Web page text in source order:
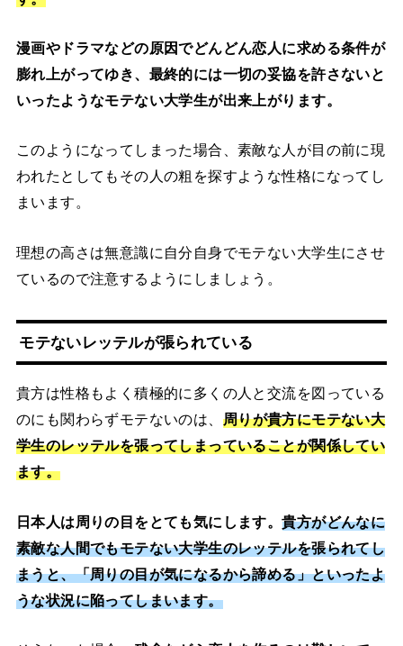
漫画やドラマなどの原因でどんどん恋人に求める条件が
膨れ上がってゆき、最終的には一切の妥協を許さないと
いったようなモテない大学生が出来上がります。
このようになってしまった場合、素敵な人が目の前に現
われたとしてもその人の粗を探すような性格になってし
まいます。
理想の高さは無意識に自分自身でモテない大学生にさせ
ているので注意するようにしましょう。
モテないレッテルが張られている
貴方は性格もよく積極的に多くの人と交流を図っている
のにも関わらずモテないのは、 周りが貴方にモテない大
学生のレッテルを張ってしまっていることが関係してい
ます。
日本人は周りの目をとても気にします。貴方がどんなに
素敵な人間でもモテない大学生のレッテルを張られてし
まうと、「周りの目が気になるから諦める」といったよ
うな状況に陥ってしまいます。